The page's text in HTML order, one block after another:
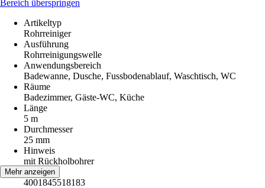
Bereich überspringen
Artikeltyp
Rohrreiniger
Ausführung
Rohrreinigungswelle
Anwendungsbereich
Badewanne, Dusche, Fussbodenablauf, Waschtisch, WC
Räume
Badezimmer, Gäste-WC, Küche
Länge
5 m
Durchmesser
25 mm
Hinweis
mit Rückholbohrer
EAN
4001845518183
Mehr anzeigen